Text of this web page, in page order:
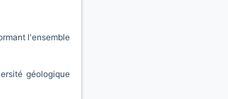
l'ensemble
géologique